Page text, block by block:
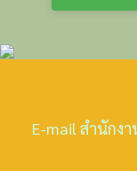
E-mail สำนักง